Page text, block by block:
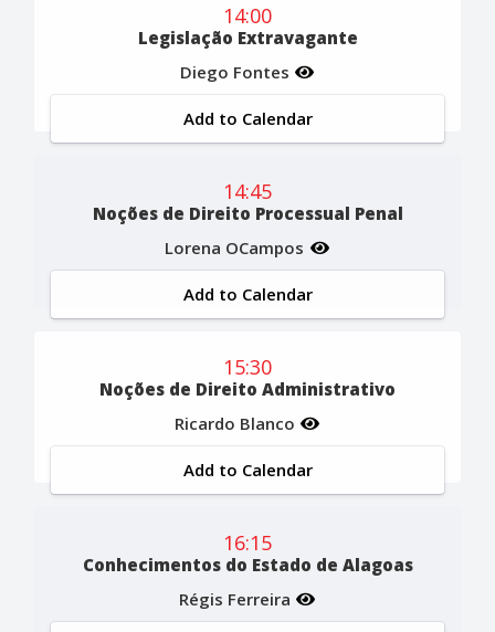
14:00
Legislação Extravagante
Diego Fontes
Add to Calendar
14:45
Noções de Direito Processual Penal
Lorena OCampos
Add to Calendar
15:30
Noções de Direito Administrativo
Ricardo Blanco
Add to Calendar
16:15
Conhecimentos do Estado de Alagoas
Régis Ferreira